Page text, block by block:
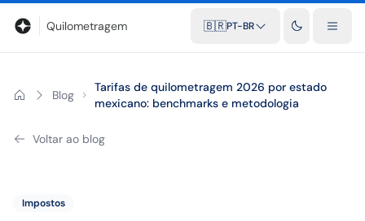
BlogCalculadora de quilometragemGlossárioDistâncias
Quilometragem 🇧🇷PT-BR
Blog
Tarifas de quilometragem 2026 por estado
mexicano: benchmarks e metodologia
Voltar ao blog
Impostos